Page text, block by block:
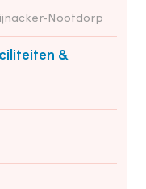
Nootdorp
&